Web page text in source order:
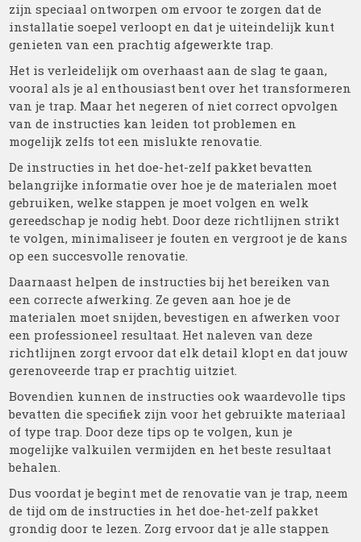
zijn speciaal ontworpen om ervoor te zorgen dat de
installatie soepel verloopt en dat je uiteindelijk kunt
genieten van een prachtig afgewerkte trap.
Het is verleidelijk om overhaast aan de slag te gaan,
vooral als je al enthousiast bent over het transformeren
van je trap. Maar het negeren of niet correct opvolgen
van de instructies kan leiden tot problemen en
mogelijk zelfs tot een mislukte renovatie.
De instructies in het doe-het-zelf pakket bevatten
belangrijke informatie over hoe je de materialen moet
gebruiken, welke stappen je moet volgen en welk
gereedschap je nodig hebt. Door deze richtlijnen strikt
te volgen, minimaliseer je fouten en vergroot je de kans
op een succesvolle renovatie.
Daarnaast helpen de instructies bij het bereiken van
een correcte afwerking. Ze geven aan hoe je de
materialen moet snijden, bevestigen en afwerken voor
een professioneel resultaat. Het naleven van deze
richtlijnen zorgt ervoor dat elk detail klopt en dat jouw
gerenoveerde trap er prachtig uitziet.
Bovendien kunnen de instructies ook waardevolle tips
bevatten die specifiek zijn voor het gebruikte materiaal
of type trap. Door deze tips op te volgen, kun je
mogelijke valkuilen vermijden en het beste resultaat
behalen.
Dus voordat je begint met de renovatie van je trap, neem
de tijd om de instructies in het doe-het-zelf pakket
grondig door te lezen. Zorg ervoor dat je alle stappen